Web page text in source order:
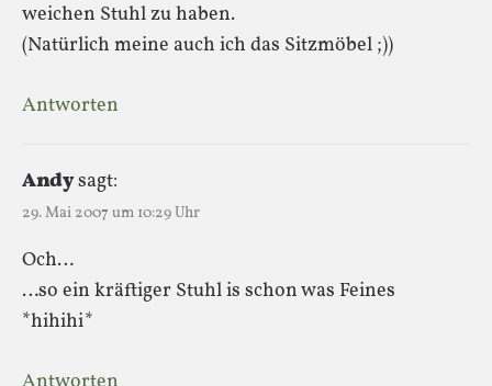
weichen Stuhl zu haben.
(Natürlich meine auch ich das Sitzmöbel ;))
Antworten
Andysagt:
29. Mai 2007 um 10:29 Uhr
Och…
…so ein kräftiger Stuhl is schon was Feines
*hihihi*